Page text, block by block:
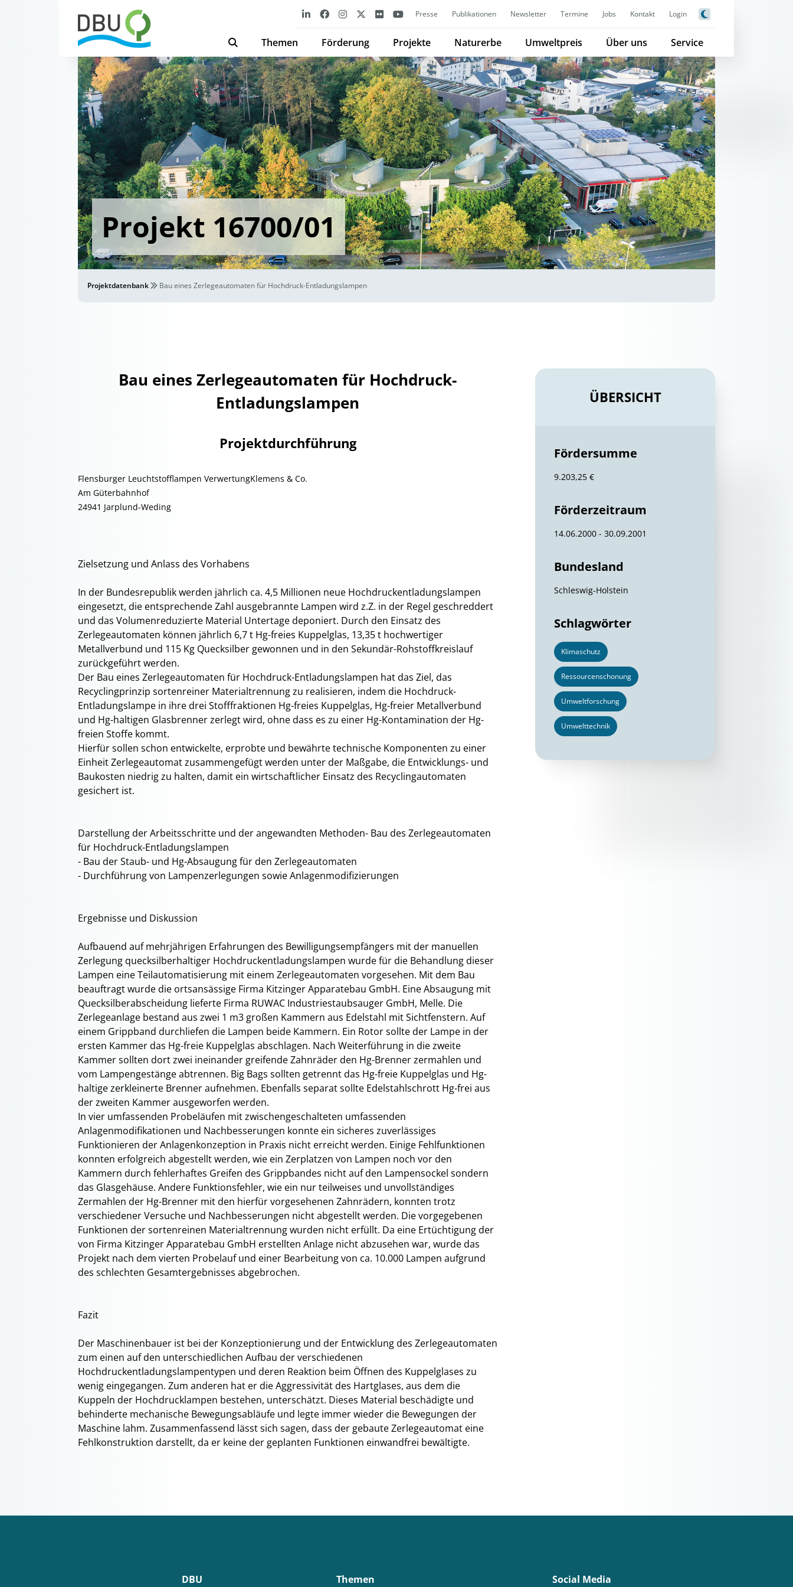
Presse Publikationen Newsletter Termine Jobs Kontakt Login
Themen Förderung Projekte Naturerbe Umweltpreis Über uns Service
Projekt 16700/01
Projektdatenbank Bau eines Zerlegeautomaten für Hochdruck-Entladungslampen
Bau eines Zerlegeautomaten für Hochdruck-
Entladungslampen
Projektdurchführung
Flensburger Leuchtstofflampen VerwertungKlemens & Co.
Am Güterbahnhof
24941 Jarplund-Weding
Zielsetzung und Anlass des Vorhabens
In der Bundesrepublik werden jährlich ca. 4,5 Millionen neue Hochdruckentladungslampen
eingesetzt, die entsprechende Zahl ausgebrannte Lampen wird z.Z. in der Regel geschreddert
und das Volumenreduzierte Material Untertage deponiert. Durch den Einsatz des
Zerlegeautomaten können jährlich 6,7 t Hg-freies Kuppelglas, 13,35 t hochwertiger
Metallverbund und 115 Kg Quecksilber gewonnen und in den Sekundär-Rohstoffkreislauf
zurückgeführt werden.
Der Bau eines Zerlegeautomaten für Hochdruck-Entladungslampen hat das Ziel, das
Recyclingprinzip sortenreiner Materialtrennung zu realisieren, indem die Hochdruck-
Entladungslampe in ihre drei Stofffraktionen Hg-freies Kuppelglas, Hg-freier Metallverbund
und Hg-haltigen Glasbrenner zerlegt wird, ohne dass es zu einer Hg-Kontamination der Hg-
freien Stoffe kommt.
Hierfür sollen schon entwickelte, erprobte und bewährte technische Komponenten zu einer
Einheit Zerlegeautomat zusammengefügt werden unter der Maßgabe, die Entwicklungs- und
Baukosten niedrig zu halten, damit ein wirtschaftlicher Einsatz des Recyclingautomaten
gesichert ist.
Darstellung der Arbeitsschritte und der angewandten Methoden- Bau des Zerlegeautomaten
für Hochdruck-Entladungslampen
- Bau der Staub- und Hg-Absaugung für den Zerlegeautomaten
- Durchführung von Lampenzerlegungen sowie Anlagenmodifizierungen
Ergebnisse und Diskussion
Aufbauend auf mehrjährigen Erfahrungen des Bewilligungsempfängers mit der manuellen
Zerlegung quecksilberhaltiger Hochdruckentladungslampen wurde für die Behandlung dieser
Lampen eine Teilautomatisierung mit einem Zerlegeautomaten vorgesehen. Mit dem Bau
beauftragt wurde die ortsansässige Firma Kitzinger Apparatebau GmbH. Eine Absaugung mit
Quecksilberabscheidung lieferte Firma RUWAC Industriestaubsauger GmbH, Melle. Die
Zerlegeanlage bestand aus zwei 1 m3 großen Kammern aus Edelstahl mit Sichtfenstern. Auf
einem Grippband durchliefen die Lampen beide Kammern. Ein Rotor sollte der Lampe in der
ersten Kammer das Hg-freie Kuppelglas abschlagen. Nach Weiterführung in die zweite
Kammer sollten dort zwei ineinander greifende Zahnräder den Hg-Brenner zermahlen und
vom Lampengestänge abtrennen. Big Bags sollten getrennt das Hg-freie Kuppelglas und Hg-
haltige zerkleinerte Brenner aufnehmen. Ebenfalls separat sollte Edelstahlschrott Hg-frei aus
der zweiten Kammer ausgeworfen werden.
In vier umfassenden Probeläufen mit zwischengeschalteten umfassenden
Anlagenmodifikationen und Nachbesserungen konnte ein sicheres zuverlässiges
Funktionieren der Anlagenkonzeption in Praxis nicht erreicht werden. Einige Fehlfunktionen
konnten erfolgreich abgestellt werden, wie ein Zerplatzen von Lampen noch vor den
Kammern durch fehlerhaftes Greifen des Grippbandes nicht auf den Lampensockel sondern
das Glasgehäuse. Andere Funktionsfehler, wie ein nur teilweises und unvollständiges
Zermahlen der Hg-Brenner mit den hierfür vorgesehenen Zahnrädern, konnten trotz
verschiedener Versuche und Nachbesserungen nicht abgestellt werden. Die vorgegebenen
Funktionen der sortenreinen Materialtrennung wurden nicht erfüllt. Da eine Ertüchtigung der
von Firma Kitzinger Apparatebau GmbH erstellten Anlage nicht abzusehen war, wurde das
Projekt nach dem vierten Probelauf und einer Bearbeitung von ca. 10.000 Lampen aufgrund
des schlechten Gesamtergebnisses abgebrochen.
Fazit
Der Maschinenbauer ist bei der Konzeptionierung und der Entwicklung des Zerlegeautomaten
zum einen auf den unterschiedlichen Aufbau der verschiedenen
Hochdruckentladungslampentypen und deren Reaktion beim Öffnen des Kuppelglases zu
wenig eingegangen. Zum anderen hat er die Aggressivität des Hartglases, aus dem die
Kuppeln der Hochdrucklampen bestehen, unterschätzt. Dieses Material beschädigte und
behinderte mechanische Bewegungsabläufe und legte immer wieder die Bewegungen der
Maschine lahm. Zusammenfassend lässt sich sagen, dass der gebaute Zerlegeautomat eine
Fehlkonstruktion darstellt, da er keine der geplanten Funktionen einwandfrei bewältigte.
ÜBERSICHT
Fördersumme
9.203,25 €
Förderzeitraum
14.06.2000 - 30.09.2001
Bundesland
Schleswig-Holstein
Schlagwörter
Klimaschutz
Ressourcenschonung
Umweltforschung
Umwelttechnik
DBU Themen Social Media